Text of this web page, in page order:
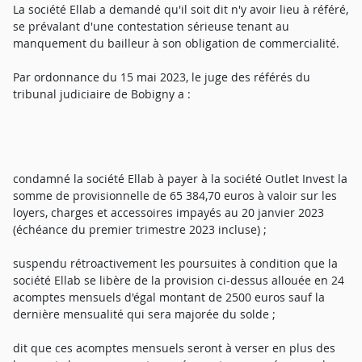
La société Ellab a demandé qu'il soit dit n'y avoir lieu à référé,
se prévalant d'une contestation sérieuse tenant au
manquement du bailleur à son obligation de commercialité.
Par ordonnance du 15 mai 2023, le juge des référés du
tribunal judiciaire de Bobigny a :
condamné la société Ellab à payer à la société Outlet Invest la
somme de provisionnelle de 65 384,70 euros à valoir sur les
loyers, charges et accessoires impayés au 20 janvier 2023
(échéance du premier trimestre 2023 incluse) ;
suspendu rétroactivement les poursuites à condition que la
société Ellab se libère de la provision ci-dessus allouée en 24
acomptes mensuels d'égal montant de 2500 euros sauf la
dernière mensualité qui sera majorée du solde ;
dit que ces acomptes mensuels seront à verser en plus des